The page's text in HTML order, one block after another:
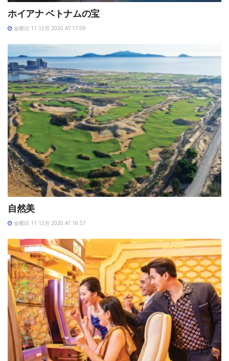
ホイアナ ベトナムの宝
金曜日 11 12月 2020 AT 17:09
自然美
金曜日 11 12月 2020 AT 16:57